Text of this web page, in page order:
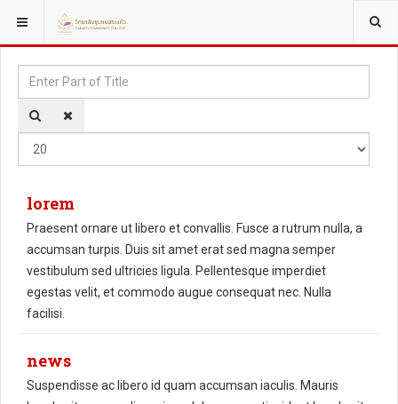
YOU ARE HERE:
Enter
Part
of
lorem
Praesent ornare ut libero et convallis. Fusce a rutrum nulla, a
accumsan turpis. Duis sit amet erat sed magna semper
vestibulum sed ultricies ligula. Pellentesque imperdiet
egestas velit, et commodo augue consequat nec. Nulla
facilisi.
news
Suspendisse ac libero id quam accumsan iaculis. Mauris